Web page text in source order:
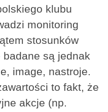
klubu
monitoring
stosunków
są jednak
image, nastroje.
to fakt, że
akcje (np.